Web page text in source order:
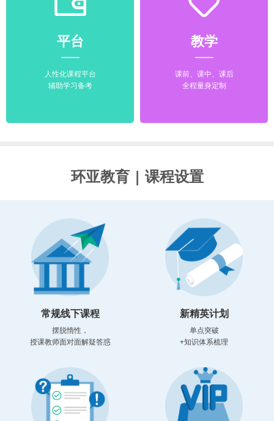
平台
人性化课程平台
辅助学习备考
教学
课前、课中、课后
全程量身定制
环亚教育 | 课程设置
常规线下课程
摆脱惰性，
授课教师面对面解疑答惑
新精英计划
单点突破
+知识体系梳理